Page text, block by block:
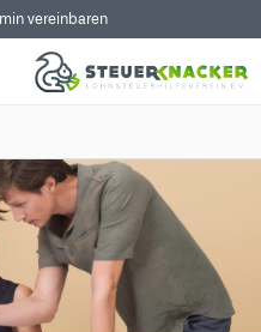
vereinbaren